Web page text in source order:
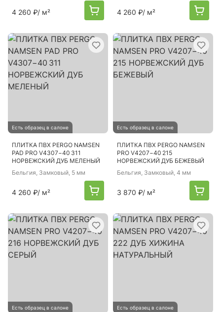
4 260 ₽/ м² 4 260 ₽/ м²
Есть образец в салоне
ПЛИТКА ПВХ PERGO NAMSEN
PAD PRO V4307−40 311
НОРВЕЖСКИЙ ДУБ МЕЛЕНЫЙ
Бельгия, Замковый, 5 мм
4 260 ₽/ м²
Есть образец в салоне
ПЛИТКА ПВХ PERGO NAMSEN
PRO V4207−40 215
НОРВЕЖСКИЙ ДУБ БЕЖЕВЫЙ
Бельгия, Замковый, 4 мм
3 870 ₽/ м²
Есть образец в салоне Есть образец в салоне